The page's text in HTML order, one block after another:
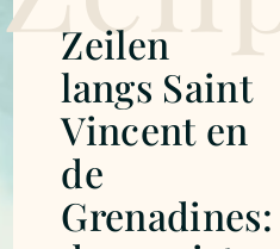
Zeilen
langs Saint
Vincent en
de
Grenadines: